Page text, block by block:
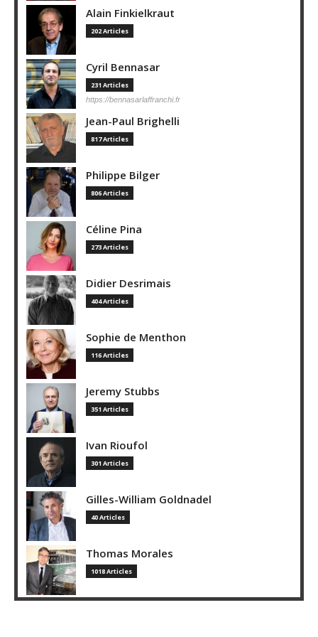
Alain Finkielkraut
202 Articles
Cyril Bennasar
231 Articles
https://bennasarlaffranchi.fr
Jean-Paul Brighelli
817 Articles
Philippe Bilger
806 Articles
Céline Pina
273 Articles
Didier Desrimais
404 Articles
Sophie de Menthon
116 Articles
Jeremy Stubbs
351 Articles
Ivan Rioufol
301 Articles
Gilles-William Goldnadel
40 Articles
Thomas Morales
1018 Articles